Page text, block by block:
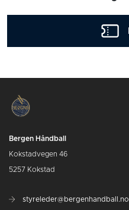
Bergen Håndball
Kokstadvegen 46
5257 Kokstad
styreleder@bergenhandball.no